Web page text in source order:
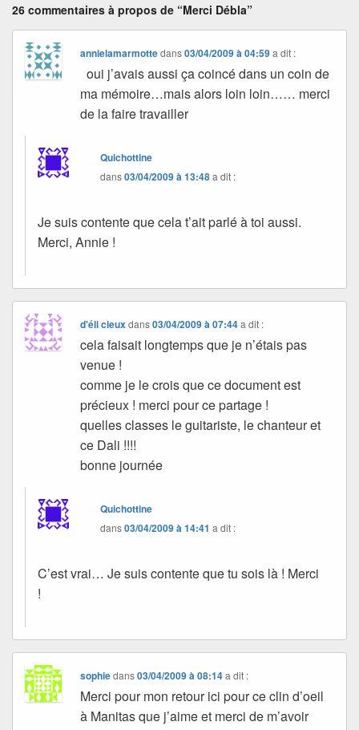
26 commentaires à propos de “Merci Débla”
annielamarmottedans03/04/2009 à 04:59 a dit :
oui j’avais aussi ça coincé dans un coin de
ma mémoire…mais alors loin loin…… merci
de la faire travailler
Quichottine
dans03/04/2009 à 13:48a dit :
Je suis contente que cela t’ait parlé à toi aussi.
Merci, Annie !
d'éli cieuxdans03/04/2009 à 07:44 a dit :
cela faisait longtemps que je n’étais pas
venue !
comme je le crois que ce document est
précieux ! merci pour ce partage !
quelles classes le guitariste, le chanteur et
ce Dali !!!!
bonne journée
Quichottine
dans03/04/2009 à 14:41 a dit :
C’est vrai… Je suis contente que tu sois là ! Merci
!
sophiedans03/04/2009 à 08:14 a dit :
Merci pour mon retour ici pour ce clin d’oeil
à Manitas que j’aime et merci de m’avoir